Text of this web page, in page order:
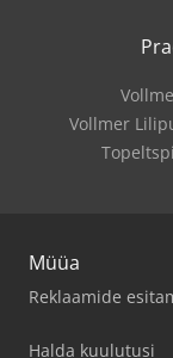
Vollmer
Müüa
Reklaamide
Halda kuulutusi